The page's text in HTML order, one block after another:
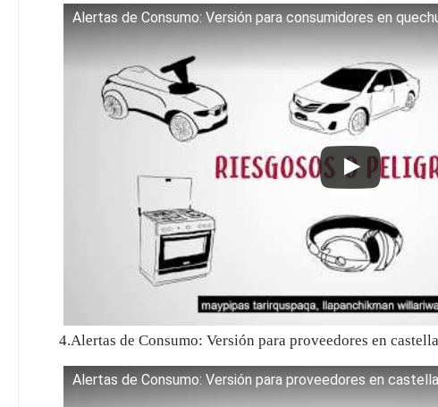
Alertas de Consumo: Versión para consumidores en
4.Alertas de Consumo: Versión para proveedores en
Alertas de Consumo: Versión para proveedores en